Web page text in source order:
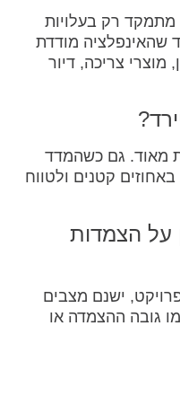
מתמקד רק בעלויות
שהאינפלציה מודדת
צריכה, דיור
מאוד. גם כשהמדד
קטנים ולטווח
על הצמדות
ישנם מצבים
גובה ההצמדה או